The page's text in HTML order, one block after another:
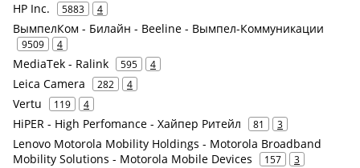
HP Inc. 5883 4
ВымпелКом - Билайн - Beeline - Вымпел-Коммуникации
9509 4
MediaTek - Ralink 595 4
Leica Camera 282 4
Vertu 119 4
HiPER - High Perfomance - Хайпер Ритейл 81 3
Lenovo Motorola Mobility Holdings - Motorola Broadband
Mobility Solutions - Motorola Mobile Devices
157 3